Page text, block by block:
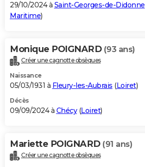
29/10/2024 à Saint-Georges-de-Didonne
Maritime)
Monique POIGNARD (93 ans)
Créer une cagnotte obsèques
Naissance
05/03/1931 à Fleury-les-Aubrais (Loiret)
Décès
09/09/2024 à Chécy(Loiret)
Mariette POIGNARD (91 ans)
Créer une cagnotte obsèques